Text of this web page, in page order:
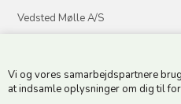
Vi og vores samarbejdspartnere
at indsamle oplysninger om dig til
Vedsted Mølle A/S
CVR 49879415 Mail